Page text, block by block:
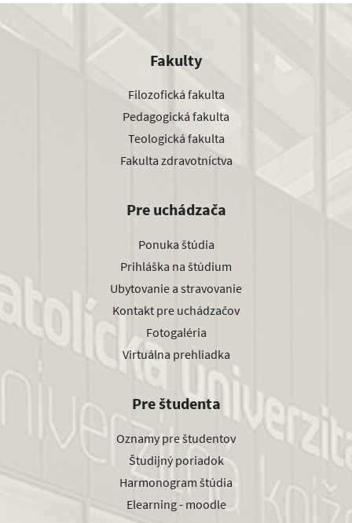
Fakulty
Filozofická fakulta
Pedagogická fakulta
Teologická fakulta
Fakulta zdravotníctva
Pre uchádzača
Ponuka štúdia
Prihláška na štúdium
Ubytovanie a stravovanie
Kontakt pre uchádzačov
Fotogaléria
Virtuálna prehliadka
Pre študenta
Oznamy pre študentov
Študijný poriadok
Harmonogram štúdia
Elearning - moodle